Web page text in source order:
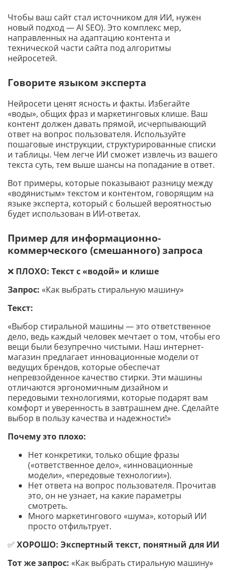
Чтобы ваш сайт стал источником для ИИ, нужен
новый подход — AI SEO). Это комплекс мер,
направленных на адаптацию контента и
технической части сайта под алгоритмы
нейросетей.
Говорите языком эксперта
Нейросети ценят ясность и факты. Избегайте
«воды», общих фраз и маркетинговых клише. Ваш
контент должен давать прямой, исчерпывающий
ответ на вопрос пользователя. Используйте
пошаговые инструкции, структурированные списки
и таблицы. Чем легче ИИ сможет извлечь из вашего
текста суть, тем выше шансы на попадание в ответ.
Вот примеры, которые показывают разницу между
«водянистым» текстом и контентом, говорящим на
языке эксперта, который с большей вероятностью
будет использован в ИИ-ответах.
Пример для информационно-
коммерческого (смешанного) запроса
❌ ПЛОХО: Текст с «водой» и клише
Запрос: «Как выбрать стиральную машину»
Текст:
«Выбор стиральной машины — это ответственное
дело, ведь каждый человек мечтает о том, чтобы его
вещи были безупречно чистыми. Наш интернет-
магазин предлагает инновационные модели от
ведущих брендов, которые обеспечат
непревзойденное качество стирки. Эти машины
отличаются эргономичным дизайном и
передовыми технологиями, которые подарят вам
комфорт и уверенность в завтрашнем дне. Сделайте
выбор в пользу качества и надежности!»
Почему это плохо:
Нет конкретики, только общие фразы
(«ответственное дело», «инновационные
модели», «передовые технологии»).
Нет ответа на вопрос пользователя. Прочитав
это, он не узнает, на какие параметры
смотреть.
Много маркетингового «шума», который ИИ
просто отфильтрует.
✅ ХОРОШО: Экспертный текст, понятный для ИИ
Тот же запрос: «Как выбрать стиральную машину»